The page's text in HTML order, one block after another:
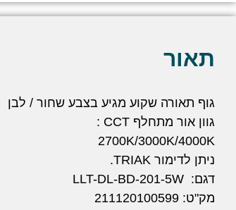
תאור
גוף תאורה שקוע מגיע בצבע שחור / לבן
גוון אור מתחלף CCT :
2700K/3000K/4000K
ניתן לדימור TRIAK.
דגם: LLT-DL-BD-201-5W
מק"ט: 211120100599